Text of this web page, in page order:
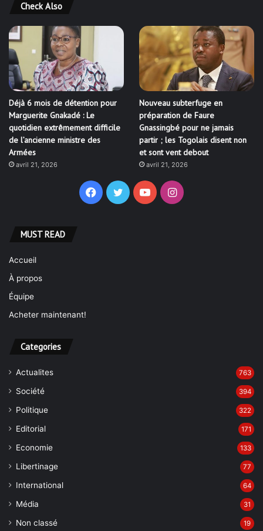
Check Also
Déjà 6 mois de détention pour
Marguerite Gnakadé : Le
quotidien extrêmement difficile
de l’ancienne ministre des
Armées
avril 21, 2026
Nouveau subterfuge en
préparation de Faure
Gnassingbé pour ne jamais
partir ; les Togolais disent non
et sont vent debout
avril 21, 2026
Facebook
TwitterYouTubeInstagram
MUST READ
Accueil
À propos
Équipe
Acheter maintenant!
Categories
Actualites 763
Société 394
Politique 322
Editorial 171
Economie 133
Libertinage 77
International 64
Média 31
Non classé 19